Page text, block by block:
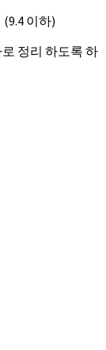
이하)
정리 하도록 하